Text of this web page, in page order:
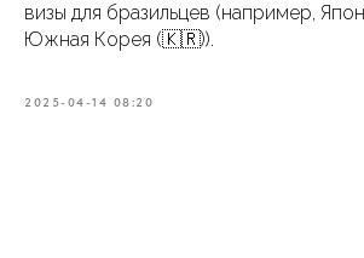
визы для бразильцев (например,
Южная Корея (🇰🇷)).
2025-04-14 08:20